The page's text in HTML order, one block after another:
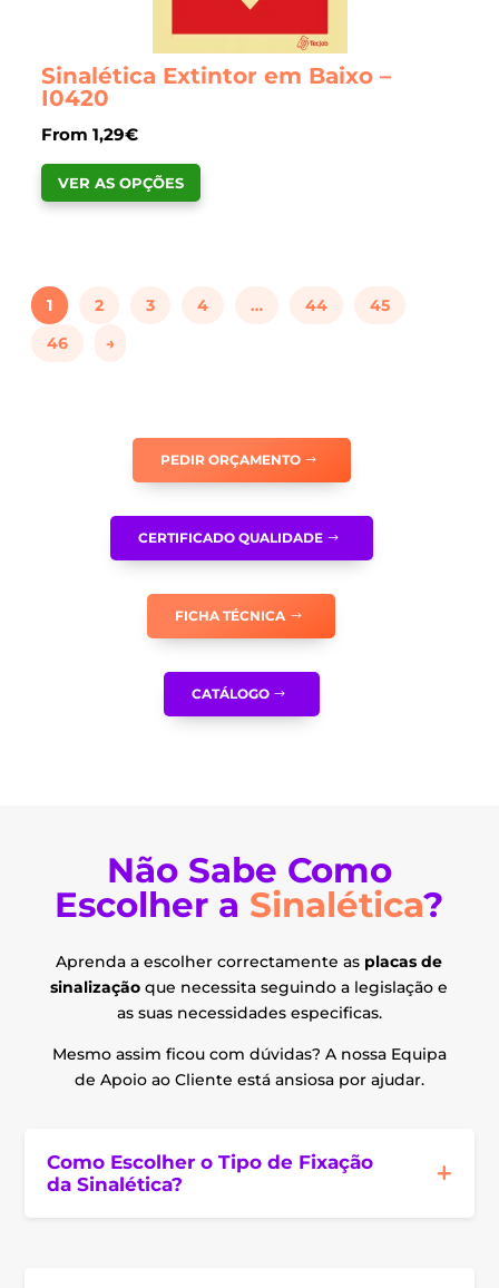
Sinalética Extintor em Baixo –
I0420
From 1,29€
VER AS OPÇÕES
This
The
on
the
page
1 2 3 4 … 44
45
46
→
PEDIR ORÇAMENTO
CERTIFICADO QUALIDADE
FICHA TÉCNICA
CATÁLOGO
Não Sabe Como
Escolher a Sinalética?
Aprenda a escolher correctamente as placas de
sinalização que necessita seguindo a legislação e
as suas necessidades especificas.
Mesmo assim ficou com dúvidas? A nossa Equipa
de Apoio ao Cliente está ansiosa por ajudar.
Como Escolher o Tipo de Fixação
da Sinalética?